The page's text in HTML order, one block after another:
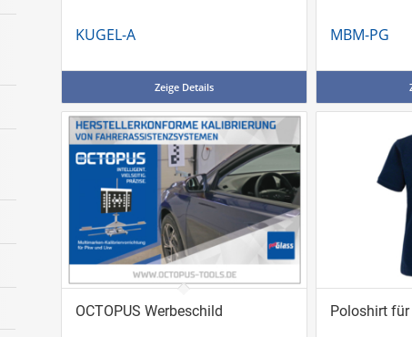
KUGEL-A
Zeige Details
MBM-PG
OCTOPUS Werbeschild Poloshirt für